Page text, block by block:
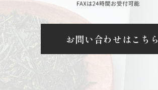
お問い合わせはこちら